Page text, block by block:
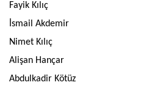
Fayik Kılıç
İsmail Akdemir
Nimet Kılıç
Alişan Hançar
Abdulkadir Kötüz